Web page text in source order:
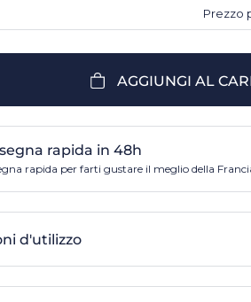
Prezzo
AGGIUNGI AL
rapida in 48h
rapida per farti gustare il meglio della
d'utilizzo